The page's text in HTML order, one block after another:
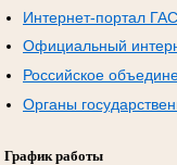
Интернет-портал
Официальный
Российское
Органы
График работы